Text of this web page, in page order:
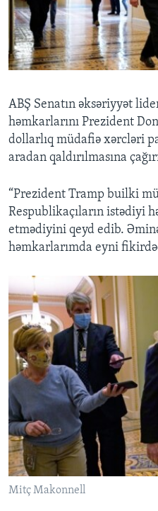
BIZI IZLƏYIN
Dillər
ABŞ Senatın əksəriyyət
həmkarlarını Prezident
dollarlıq müdafiə xərcləri
aradan qaldırılmasına
“Prezident Tramp builki
Respublikaçıların istədiyi
etmədiyini qeyd edib.
həmkarlarımda eyni
Mitç Makonnell